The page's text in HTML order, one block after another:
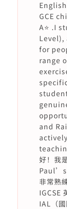
GCE
A⭐️ .I
for
range
and
好！我
Paul’s
非常熟
IGCSE
IAL（